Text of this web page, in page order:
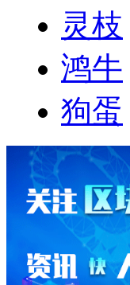
灵枝
鸿牛
狗蛋